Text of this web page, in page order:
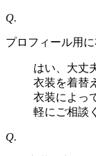
Q.
プロフィール用
はい、大丈
衣装を着替
衣装によっ
軽にご相談
Q.